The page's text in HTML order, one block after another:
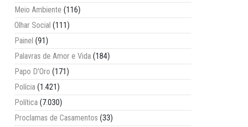
Meio Ambiente (116)
Olhar Social (111)
Painel (91)
Palavras de Amor e Vida (184)
Papo D'Oro (171)
Polícia (1.421)
Política (7.030)
Proclamas de Casamentos (33)